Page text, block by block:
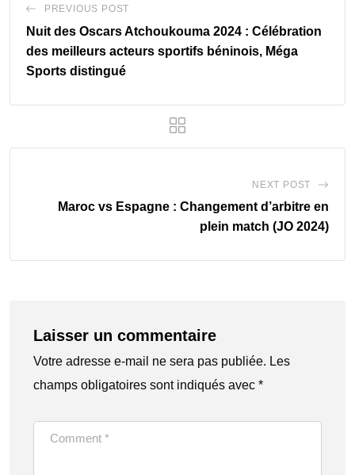
PREVIOUS POST
Nuit des Oscars Atchoukouma 2024 : Célébration
des meilleurs acteurs sportifs béninois, Méga
Sports distingué
NEXT POST
Maroc vs Espagne : Changement d’arbitre en
plein match (JO 2024)
Laisser un commentaire
Votre adresse e-mail ne sera pas publiée. Les
champs obligatoires sont indiqués avec *